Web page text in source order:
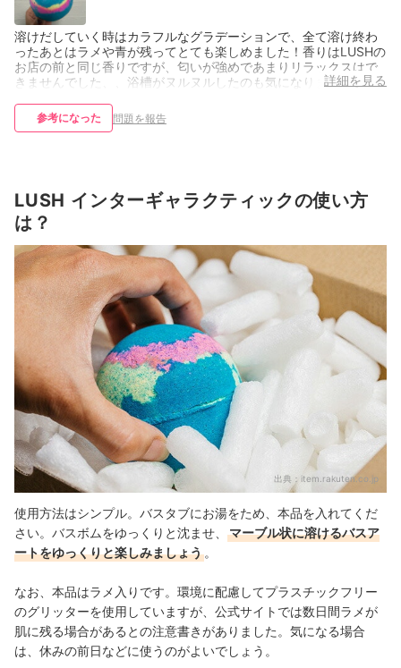
溶けだしていく時はカラフルなグラデーションで、全て溶け終わ
ったあとはラメや青が残ってとても楽しめました！香りはLUSHの
お店の前と同じ香りですが、匂いが強めであまりリラックスはで
きませんでした、、浴槽がヌルヌルしたのも気になりました詳細を見る
参考になった 問題を報告
LUSH インターギャラクティックの使い方
は？
出典： item.rakuten.co.jp
使用方法はシンプル。バスタブにお湯をため、本品を入れてくだ
さい。バスボムをゆっくりと沈ませ、
マーブル状に溶けるバスア
ートをゆっくりと楽しみましょう 。
なお、本品はラメ入りです。環境に配慮してプラスチックフリー
のグリッターを使用していますが、公式サイトでは数日間ラメが
肌に残る場合があるとの注意書きがありました。気になる場合
は、休みの前日などに使うのがよいでしょう。